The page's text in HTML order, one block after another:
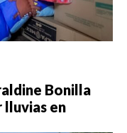
Bonilla
en